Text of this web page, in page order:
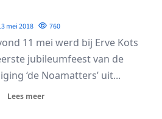
mei 2018 760
11 mei werd bij Erve Kots
jubileumfeest van de
‘de Noamatters’ uit...
Lees meer